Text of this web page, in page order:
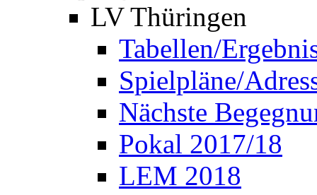
LV Thüringen
Tabellen/
Spielpläne/
Nächste
Pokal 2017/18
LEM 2018